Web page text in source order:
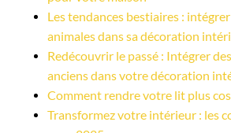
Les tendances bestiaires :
animales dans sa décoration
Redécouvrir le passé : Intégrer
anciens dans votre décoration
Comment rendre votre lit plus
Transformez votre intérieur : les